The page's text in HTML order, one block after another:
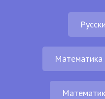
Математика